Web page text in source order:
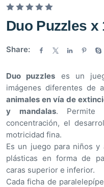
V
a
o
a
d
o
e
n
0
d
e
5
Duo Puzzles x
Share:
Duo puzzles es un
imágenes diferentes de
animales en vía de
y mandalas. Permite
concentración, el
motricidad fina.
Es un juego para niños y
plásticas en forma de
caras superior e inferior.
Cada ficha de